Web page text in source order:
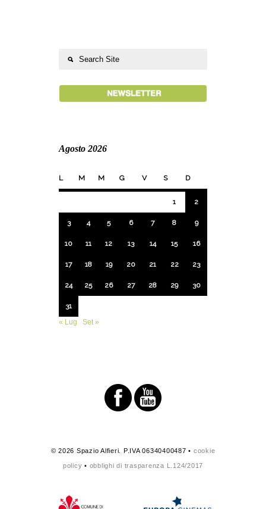
Agosto 2026
L M M G V S D
1 2
3 4 5 6 7 8 9
10 11 12 13 14 15 16
17 18 19 20 21 22 23
24 25 26 27 28 29 30
31
« Lug
Set »
© 2026 Spazio Alfieri. P.IVA 06340400487 • cookie
policy • obblighi di trasparenza L.124/2017